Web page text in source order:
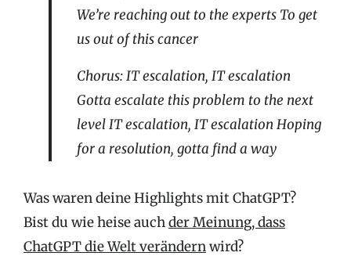
We’re reaching out to the experts To get
us out of this cancer
Chorus: IT escalation, IT escalation
Gotta escalate this problem to the next
level IT escalation, IT escalation Hoping
for a resolution, gotta find a way
Was waren deine Highlights mit ChatGPT?
Bist du wie heise auchder Meinung, dass
ChatGPT die Welt verändernwird?